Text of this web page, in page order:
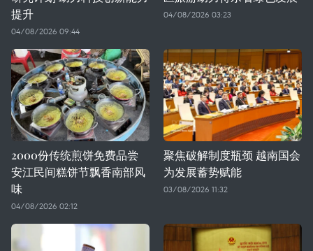
提升
04/08/2026 09:44
04/08/2026 03:23
2000份传统煎饼免费品尝
安江民间糕饼节飘香南部风
味
04/08/2026 02:12
聚焦破解制度瓶颈 越南国会
为发展蓄势赋能
03/08/2026 11:32